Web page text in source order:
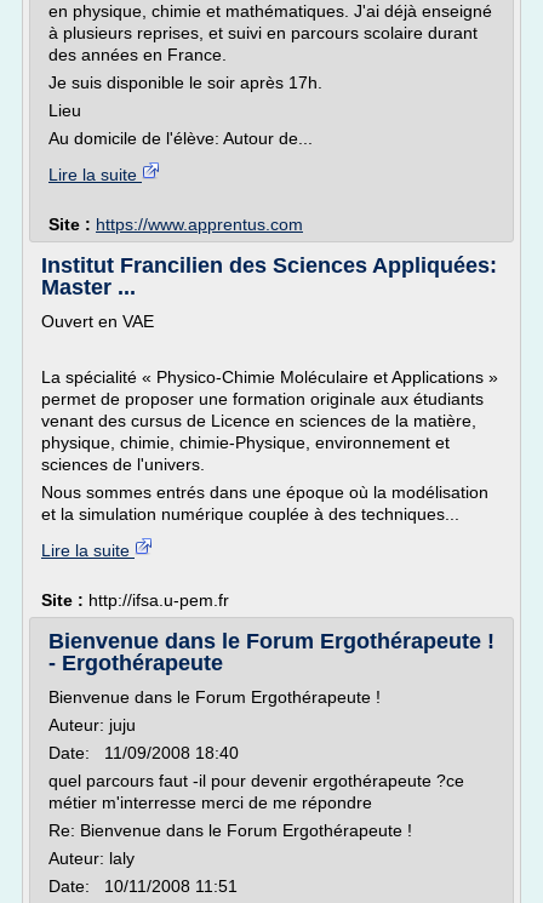
en physique, chimie et mathématiques. J'ai déjà enseigné
à plusieurs reprises, et suivi en parcours scolaire durant
des années en France.
Je suis disponible le soir après 17h.
Lieu
Au domicile de l'élève: Autour de...
Lire la suite
Site : https://www.apprentus.com
Institut Francilien des Sciences Appliquées:
Master ...
Ouvert en VAE
La spécialité « Physico-Chimie Moléculaire et Applications »
permet de proposer une formation originale aux étudiants
venant des cursus de Licence en sciences de la matière,
physique, chimie, chimie-Physique, environnement et
sciences de l'univers.
Nous sommes entrés dans une époque où la modélisation
et la simulation numérique couplée à des techniques...
Lire la suite
Site : http://ifsa.u-pem.fr
Bienvenue dans le Forum Ergothérapeute !
- Ergothérapeute
Bienvenue dans le Forum Ergothérapeute !
Auteur: juju
Date: 11/09/2008 18:40
quel parcours faut -il pour devenir ergothérapeute ?ce
métier m'interresse merci de me répondre
Re: Bienvenue dans le Forum Ergothérapeute !
Auteur: laly
Date: 10/11/2008 11:51